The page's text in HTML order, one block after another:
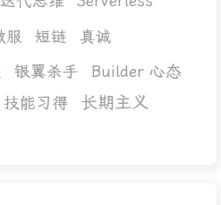
服 短链 真诚
银翼杀手
Builder 心态
技能习得 长期主义